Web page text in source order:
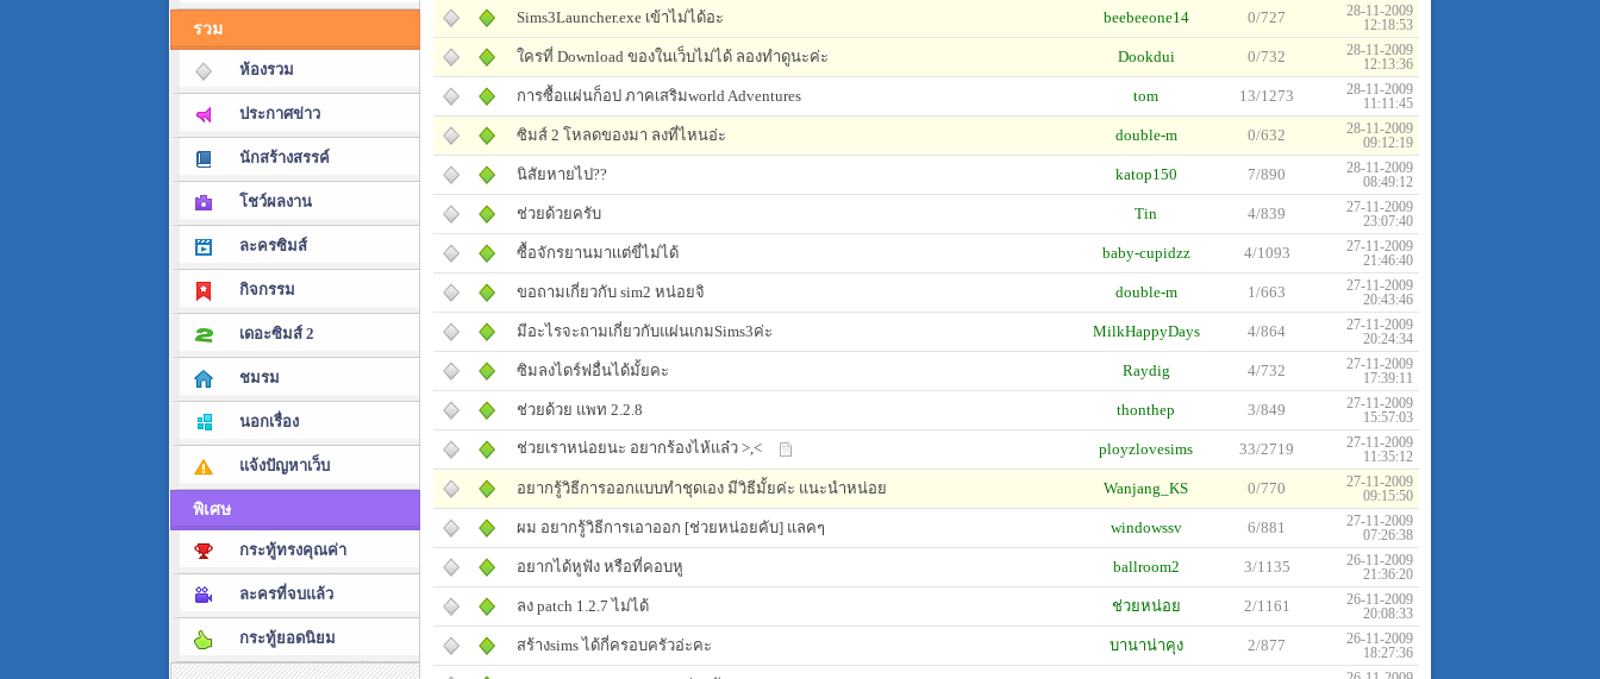
รวม
ห้องรวม
ประกาศข่าว
นักสร้างสรรค์
โชว์ผลงาน
ละครซิมส์
กิจกรรม
เดอะซิมส์ 2
ชมรม
นอกเรื่อง
แจ้งปัญหาเว็บ
พิเศษ
กระทู้ทรงคุณค่า
ละครที่จบแล้ว
กระทู้ยอดนิยม
Sims3Launcher.exe เข้าไม่ได้อะ beebeeone14 0/727
28-11-2009
12:18:53
ใครที่ Download ของในเว็บไม่ได้ ลองทำดูนะค่ะ Dookdui 0/732
28-11-2009
12:13:36
การซื้อเเผ่นก็อป ภาคเสริมworld Adventures tom 13/1273
28-11-2009
11:11:45
ซิมส์ 2 โหลดของมา ลงที่ไหนอ่ะ double-m 0/632
28-11-2009
09:12:19
นิสัยหายไป?? katop150 7/890
28-11-2009
08:49:12
ช่วยด้วยครับ Tin 4/839
27-11-2009
23:07:40
ซื้อจักรยานมาเเต่ขี่ไม่ได้ baby-cupidzz 4/1093
27-11-2009
21:46:40
ขอถามเกี่ยวกับ sim2 หน่อยจิ double-m 1/663
27-11-2009
20:43:46
มีอะไรจะถามเกี่ยวกับแผ่นเกมSims3ค่ะ MilkHappyDays 4/864
27-11-2009
20:24:34
ซิมลงไดร์ฟอื่นได้มั้ยคะ Raydig 4/732
27-11-2009
17:39:11
ช่วยด้วย แพท 2.2.8 thonthep 3/849
27-11-2009
15:57:03
ช่วยเราหน่อยนะ อยากร้องไห้แล๋ว >,< ployzlovesims 33/2719
27-11-2009
11:35:12
อยากรู้วิธีการออกแบบทำชุดเอง มีวิธีมั้ยค่ะ แนะนำหน่อย Wanjang_KS 0/770
27-11-2009
09:15:50
ผม อยากรู้วิธีการเอาออก [ช่วยหน่อยคับ] แลคๆ windowssv 6/881
27-11-2009
07:26:38
อยากได้หูฟัง หรือที่คอบหู ballroom2 3/1135
26-11-2009
21:36:20
ลง patch 1.2.7 ไม่ได้ ช่วยหน่อย 2/1161
26-11-2009
20:08:33
สร้างsims ได้กี่ครอบครัวอ่ะคะ บานาน่าคุง 2/877
26-11-2009
18:27:36